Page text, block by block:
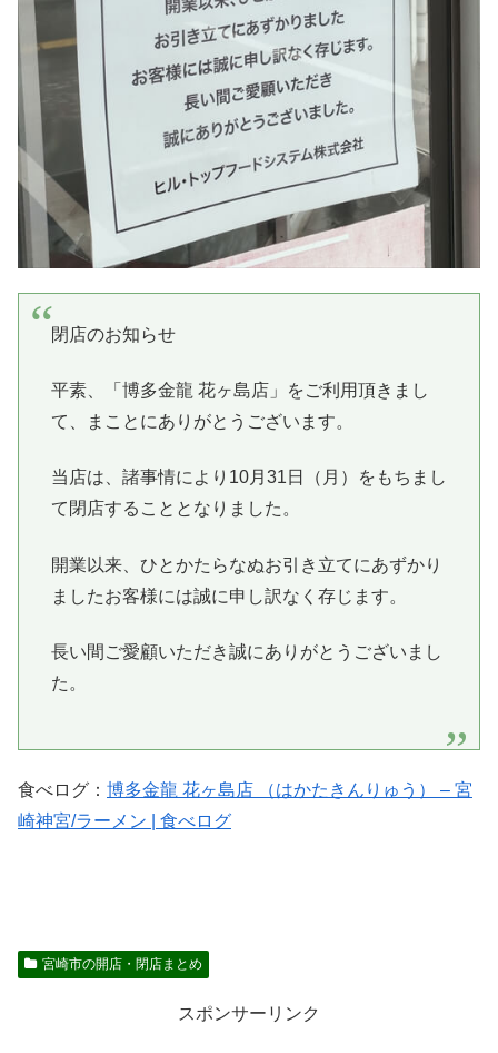
閉店のお知らせ
平素、「博多金龍 花ヶ島店」をご利用頂きまし
て、まことにありがとうございます。
当店は、諸事情により10月31日（月）をもちまし
て閉店することとなりました。
開業以来、ひとかたらなぬお引き立てにあずかり
ましたお客様には誠に申し訳なく存じます。
長い間ご愛顧いただき誠にありがとうございまし
た。
食べログ： 博多金龍 花ヶ島店 （はかたきんりゅう） – 宮
崎神宮/ラーメン | 食べログ
宮崎市の開店・閉店まとめ
スポンサーリンク